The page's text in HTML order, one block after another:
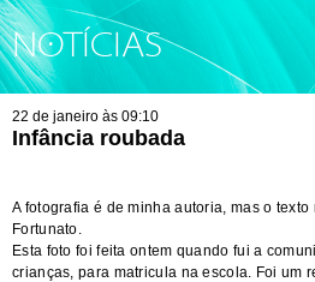
NOTÍCIAS
22 de janeiro às 09:10
Infância roubada
A fotografia é de minha autoria, mas o texto
Fortunato.
Esta foto foi feita ontem quando fui a
crianças, para matricula na escola. Foi um